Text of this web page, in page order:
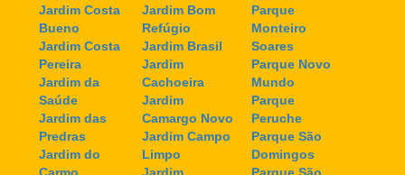
Jardim Costa
Bueno
Jardim Costa
Pereira
Jardim da
Saúde
Jardim das
Predras
Jardim do
Carmo
Jardim Bom
Refúgio
Jardim Brasil
Jardim
Cachoeira
Jardim
Camargo Novo
Jardim Campo
Limpo
Jardim
Parque
Monteiro
Soares
Parque Novo
Mundo
Parque
Peruche
Parque São
Domingos
Parque São